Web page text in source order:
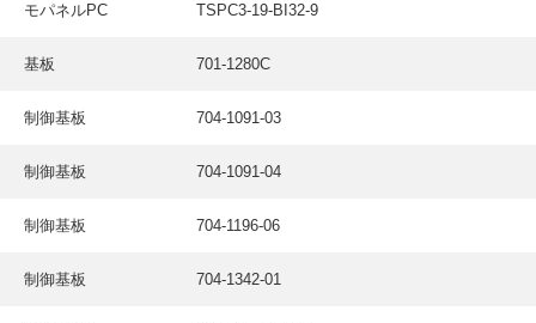
モパネルPC TSPC3-19-BI32-9
基板 701-1280C
制御基板 704-1091-03
制御基板 704-1091-04
制御基板 704-1196-06
制御基板 704-1342-01